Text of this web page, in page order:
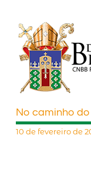
No caminho
10 de fevereiro de